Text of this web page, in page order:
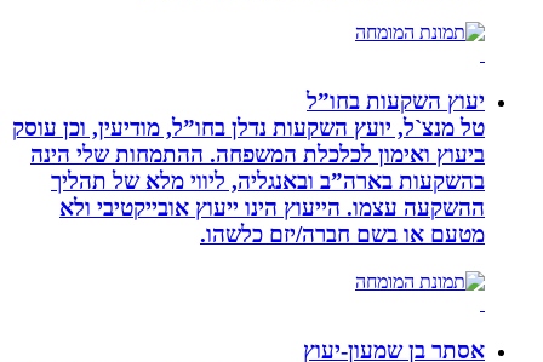
יעוץ השקעות בחו”ל
טל מנצ`ל, יועץ השקעות נדלן בחו”ל, מודיעין, וכן עוסק
ביעוץ ואימון לכלכלת המשפחה. ההתמחות שלי הינה
בהשקעות בארה”ב ובאנגליה, ליווי מלא של תהליך
ההשקעה עצמו. הייעוץ הינו ייעוץ אובייקטיבי ולא
מטעם או בשם חברה/יזם כלשהו.
אסתר בן שמעון-יעוץ